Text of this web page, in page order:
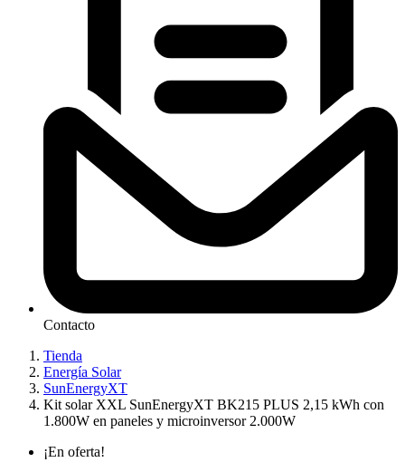
Contacto
Tienda
Energía Solar
SunEnergyXT
Kit solar XXL SunEnergyXT BK215 PLUS 2,15 kWh con
1.800W en paneles y microinversor 2.000W
¡En oferta!